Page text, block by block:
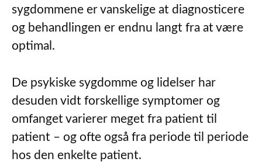
sygdommene er vanskelige at diagnosticere
og behandlingen er endnu langt fra at være
optimal.
De psykiske sygdomme og lidelser har
desuden vidt forskellige symptomer og
omfanget varierer meget fra patient til
patient – og ofte også fra periode til periode
hos den enkelte patient.